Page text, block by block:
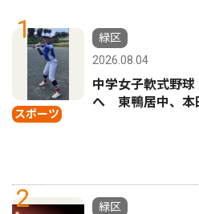
1
スポーツ
緑区
2026.08.04
中学女子軟式野
へ 東鴨居中、本
2
緑区